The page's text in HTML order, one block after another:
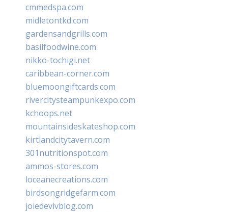
cmmedspa.com
midletontkd.com
gardensandgrills.com
basilfoodwine.com
nikko-tochigi.net
caribbean-corner.com
bluemoongiftcards.com
rivercitysteampunkexpo.com
kchoops.net
mountainsideskateshop.com
kirtlandcitytavern.com
301nutritionspot.com
ammos-stores.com
loceanecreations.com
birdsongridgefarm.com
joiedevivblog.com